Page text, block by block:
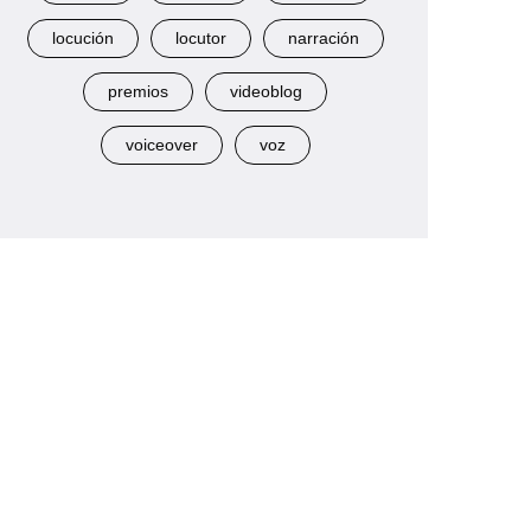
locución locutor narración
premios videoblog
voiceover voz